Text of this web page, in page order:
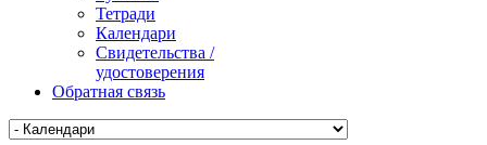
Тетради
Календари
Свидетельства /
удостоверения
Обратная связь